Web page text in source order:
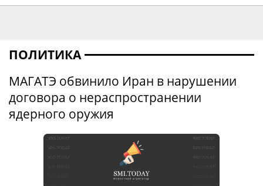
ПОЛИТИКА
МАГАТЭ обвинило Иран в нарушении
договора о нераспространении
ядерного оружия